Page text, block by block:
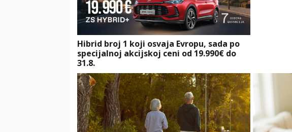
Hibrid broj 1 koji osvaja Evropu, sada po
specijalnoj akcijskoj ceni od 19.990€ do
31.8.